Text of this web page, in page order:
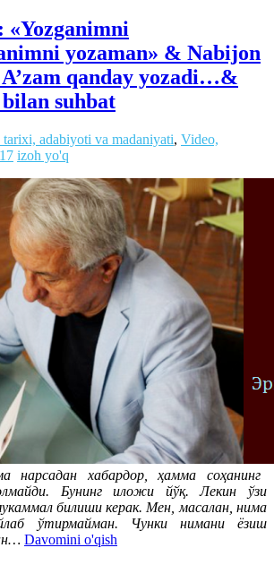
«Yozganimni
yozaman» & Nabijon
qanday yozadi…&
suhbat
adabiyoti va madaniyati, Video,
izoh yo'q
хабардор, ҳамма соҳанинг
Бунинг иложи йўқ. Лекин ўзи
билиши керак. Мен, масалан, нима
ўтирмайман. Чунки нимани ёзиш
Davomini o'qish